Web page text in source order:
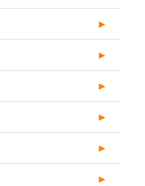
►
►
►
►
►
►